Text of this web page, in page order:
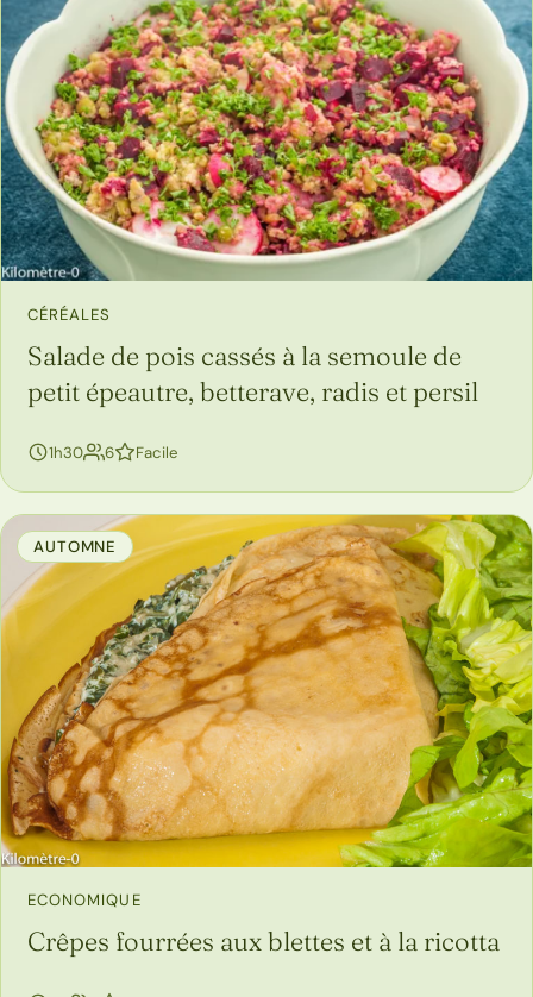
CÉRÉALES
Salade de pois cassés à la semoule de
petit épeautre, betterave, radis et persil
1h30 6personnes
Facile
AUTOMNE
ECONOMIQUE
Crêpes fourrées aux blettes et à la ricotta